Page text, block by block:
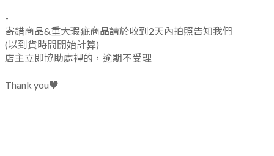
-
寄錯商品&重大瑕疵商品請於收到2天內拍照告知我們
(以到貨時間開始計算)
店主立即協助處裡的，逾期不受理
Thank you♥️